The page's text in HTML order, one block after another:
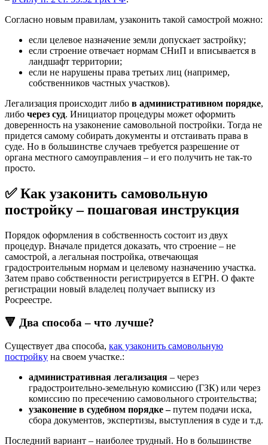
Согласно новым правилам, узаконить такой самострой можно:
если целевое назначение земли допускает застройку;
если строение отвечает нормам СНиП и вписывается в
ландшафт территории;
если не нарушены права третьих лиц (например,
собственников частных участков).
Легализация происходит либо в административном порядке,
либо через суд. Инициатор процедуры может оформить
доверенность на узаконение самовольной постройки. Тогда не
придется самому собирать документы и отстаивать права в
суде. Но в большинстве случаев требуется разрешение от
органа местного самоуправления – и его получить не так-то
просто.
✅ Как узаконить самовольную
постройку – пошаговая инструкция
Порядок оформления в собственность состоит из двух
процедур. Вначале придется доказать, что строение – не
самострой, а легальная постройка, отвечающая
градостроительным нормам и целевому назначению участка.
Затем право собственности регистрируется в ЕГРН. О факте
регистрации новый владелец получает выписку из
Росреестре.
🔻 Два способа – что лучше?
Существует два способа, как узаконить самовольную
постройку на своем участке.:
административная легализация – через
градостроительно-земельную комиссию (ГЗК) или через
комиссию по пресечению самовольного строительства;
узаконение в судебном порядке –путем подачи иска,
сбора документов, экспертизы, выступления в суде и т.д.
Последний вариант – наиболее трудный. Но в большинстве